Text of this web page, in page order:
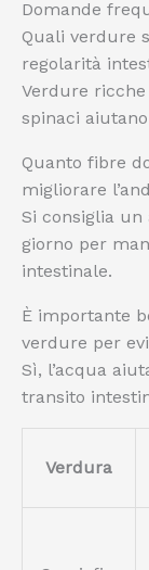
Domande
Quali verdure
regolarità
Verdure
spinaci
Quanto fibre
migliorare
Si consiglia
giorno per
intestinale.
È importante
verdure per
Sì, l’acqua
transito
Verdura